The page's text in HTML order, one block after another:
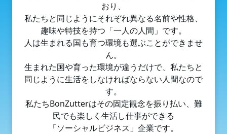
おり、
私たちと同じようにそれぞれ異なる名前や性格、
趣味や特技を持つ「⼀⼈の⼈間」です。
⼈は⽣まれる国も育つ環境も選ぶことができませ
ん。
⽣まれた国や育った環境が違うだけで、私たちと
同じように⽣活をしなければならない⼈間なので
す。
私たちBonZutterはその固定観念を振り払い、難
⺠でも楽しく⽣活し仕事ができる
「ソーシャルビジネス」企業です。